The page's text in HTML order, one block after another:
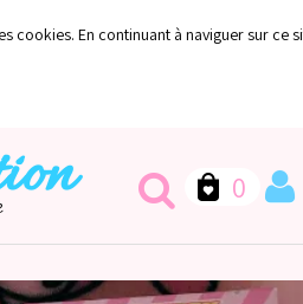
cookies. En continuant à naviguer sur
0